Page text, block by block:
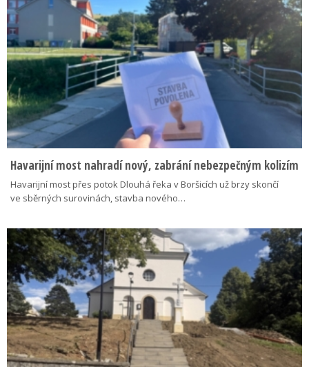
Havarijní most nahradí nový, zabrání nebezpečným kolizím
Havarijní most přes potok Dlouhá řeka v Boršicích už brzy skončí
ve sběrných surovinách, stavba nového…